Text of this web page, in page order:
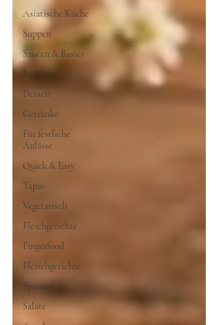
Asiatische Küche
Suppen
Saucen & Basics
Beilagen
Dessert
Getränke
Für festliche
Anlässe
Quick & Easy
Tapas
Vegetarisch
Fleichgerichte
Fingerfood
Fleischgerichte
Spanien
Salate